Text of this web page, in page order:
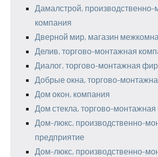
Дамалстрой, производственно-
компания
Дверной мир, магазин
Делив, торгово-монтажная
Диалог, торгово-монтажная
Добрые окна, торгово-
Дом окон, компания
Дом стекла, торгово-
Дом-люкс, производственно-
предприятие
Дом-люкс, производственно-